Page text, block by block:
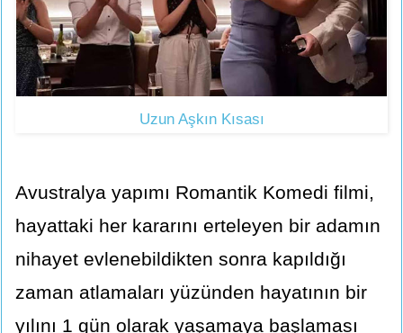
Uzun Aşkın Kısası
Avustralya yapımı Romantik Komedi filmi,
hayattaki her kararını erteleyen bir adamın
nihayet evlenebildikten sonra kapıldığı
zaman atlamaları yüzünden hayatının bir
yılını 1 gün olarak yaşamaya başlaması